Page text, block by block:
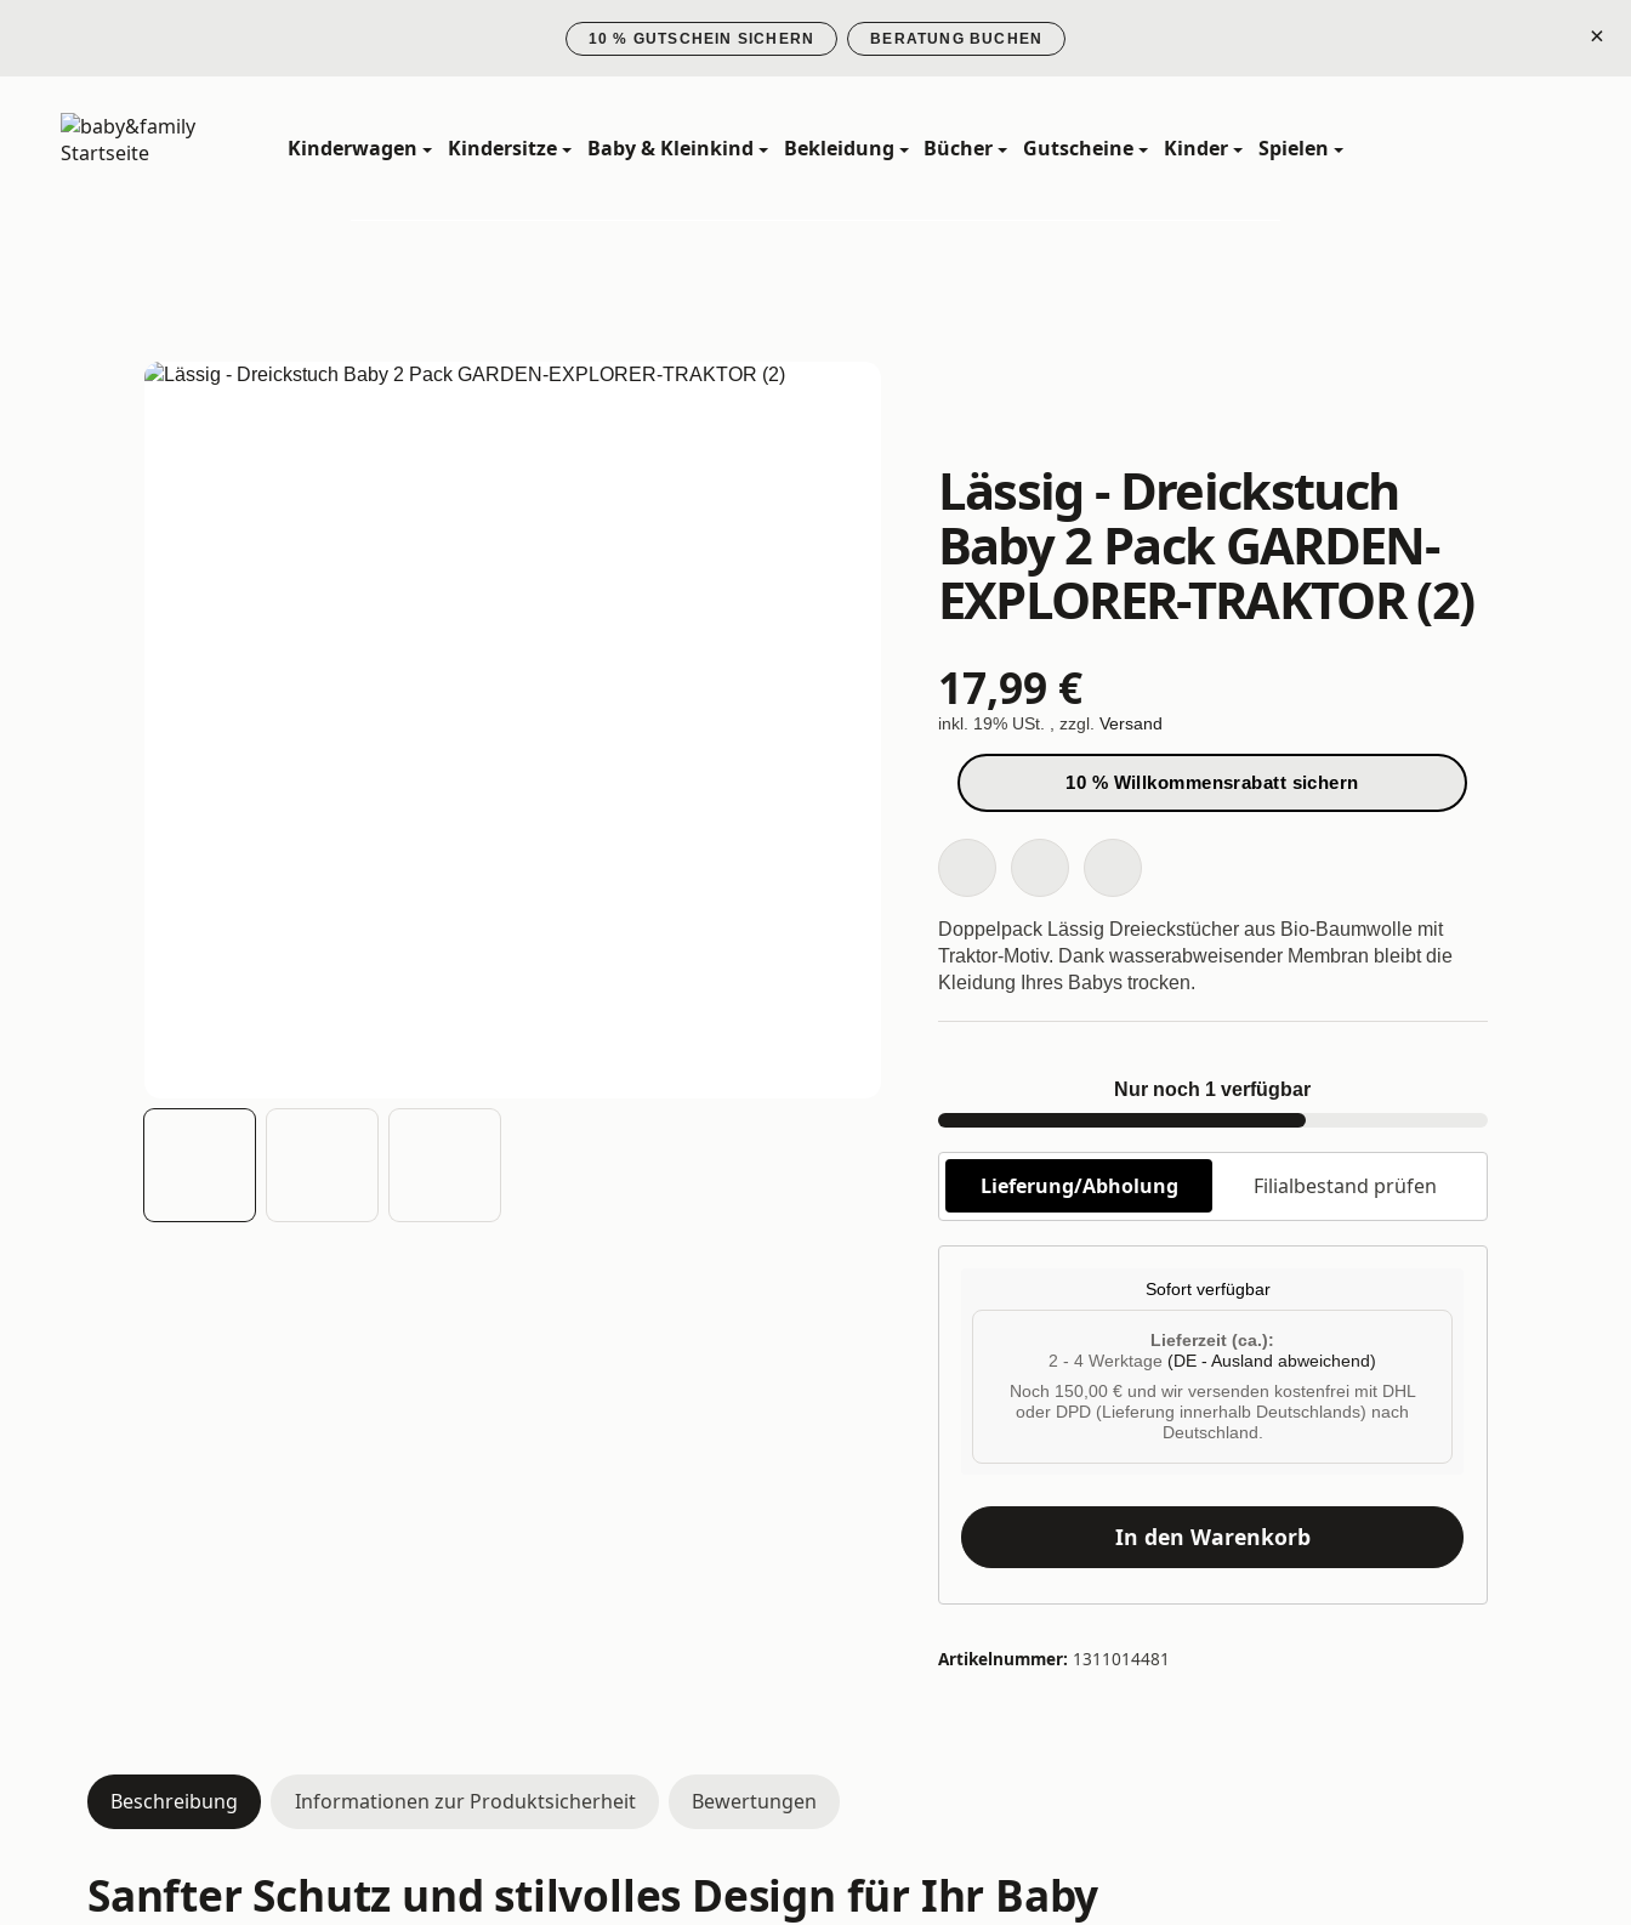
10 % GUTSCHEIN SICHERN BERATUNG BUCHEN ×
Kinderwagen Kindersitze Baby & Kleinkind Bekleidung Bücher Gutscheine Kinder Spielen
Lässig - Dreickstuch
Baby 2 Pack GARDEN-
EXPLORER-TRAKTOR (2)
17,99 €
inkl. 19% USt. , zzgl. Versand
10 % Willkommensrabatt sichern
Doppelpack Lässig Dreieckstücher aus Bio-Baumwolle mit
Traktor-Motiv. Dank wasserabweisender Membran bleibt die
Kleidung Ihres Babys trocken.
Nur noch 1 verfügbar
Lieferung/Abholung Filialbestand prüfen
Sofort verfügbar
Lieferzeit (ca.):
2 - 4 Werktage (DE - Ausland abweichend)
Noch 150,00 € und wir versenden kostenfrei mit DHL
oder DPD (Lieferung innerhalb Deutschlands) nach
Deutschland.
In den Warenkorb
Artikelnummer: 1311014481
Beschreibung Informationen zur Produktsicherheit Bewertungen
Sanfter Schutz und stilvolles Design für Ihr Baby